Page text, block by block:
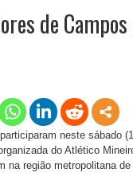
de
neste sábado
do Atlético
na região metropolitana de